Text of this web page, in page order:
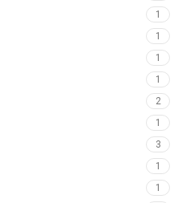
1
1
1
1
2
1
3
1
1